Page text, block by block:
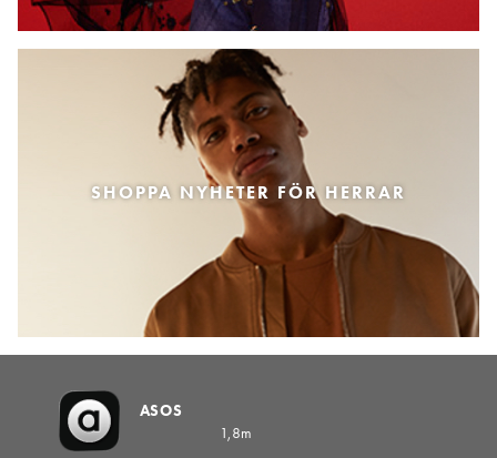
SHOPPA NYHETER FÖR HERRAR
ASOS
1,8m